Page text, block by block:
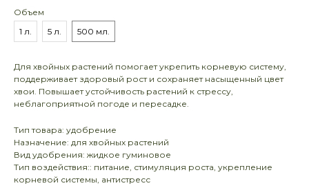
Объем
1 л.
5 л. 500 мл.
Для хвойных растений помогает укрепить корневую систему,
поддерживает здоровый рост и сохраняет насыщенный цвет
хвои. Повышает устойчивость растений к стрессу,
неблагоприятной погоде и пересадке.
Тип товара: удобрение
Назначение: для хвойных растений
Вид удобрения: жидкое гуминовое
Тип воздействия:: питание, стимуляция роста, укрепление
корневой системы, антистресс